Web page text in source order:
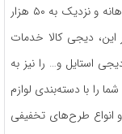
دسته‌بندی‌های مختلف، ۳۹.۵ میلیون بازدیدکننده ماهانه و نزدیک به ۵۰ هزار
این، دیجی کالا خدمات
استایل و… را نیز به
را با دسته‌بندی لوازم
انواع طرح‌های تخفیفی